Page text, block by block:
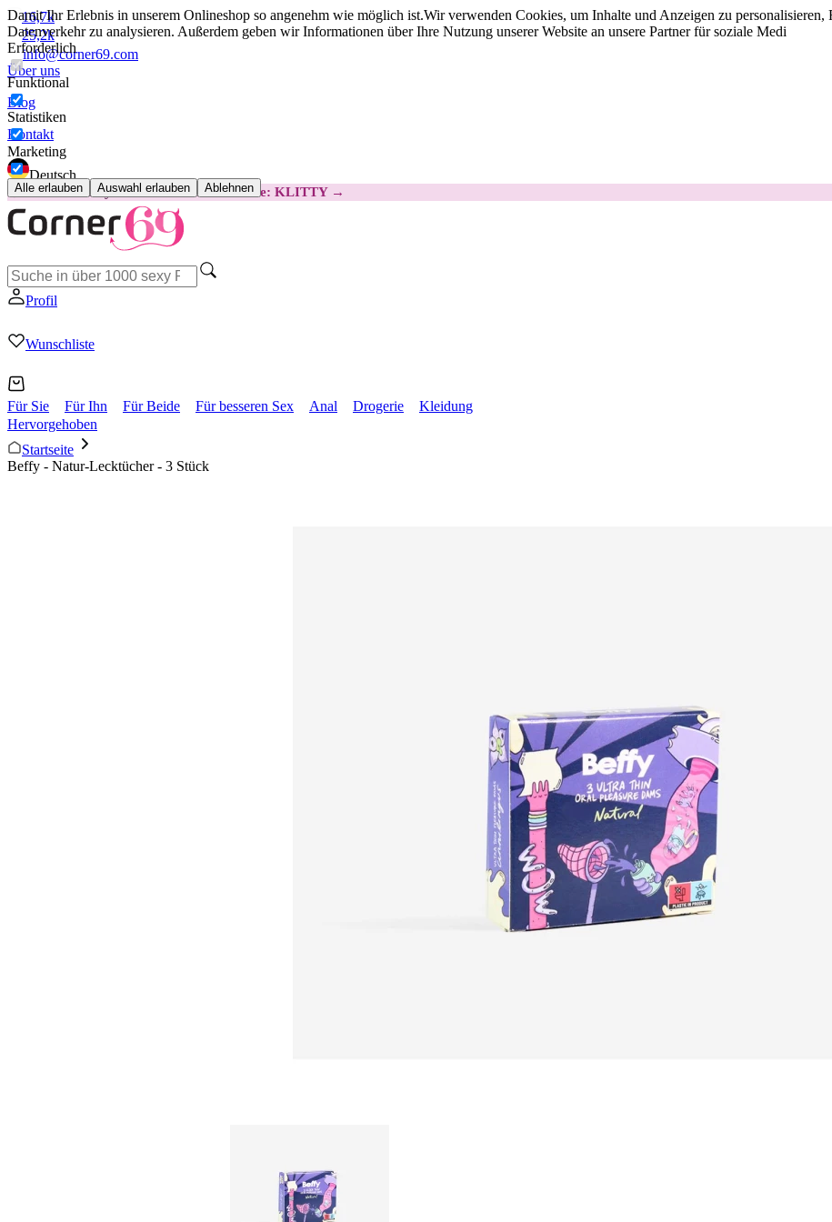
Damit Ihr Erlebnis in unserem Onlineshop so angenehm wie möglich ist.Wir verwenden Cookies, um Inhalte und Anzeigen zu
Datenverkehr zu analysieren. Außerdem geben wir Informationen über Ihre Nutzung unserer Website an unsere Partner für soziale Medi
Erforderlich
Funktional
Statistiken
Marketing
Alle erlauben Auswahl erlauben Ablehnen
16,7k
25,2k
info@corner69.com
Über uns
Blog
Kontakt
Deutsch
😽Svakom Klitty: 15 € GÜNSTIGERCode: KLITTY →
Profil
Wunschliste
Für Sie Für Ihn Für Beide Für besseren Sex Anal Drogerie
Kleidung
Hervorgehoben
Startseite
Beffy - Natur-Lecktücher - 3 Stück